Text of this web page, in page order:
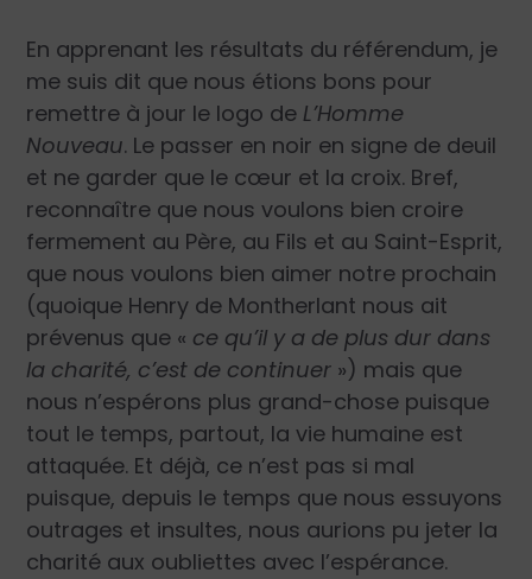
En apprenant les résultats du référendum, je
me suis dit que nous étions bons pour
remettre à jour le logo de L’Homme
Nouveau. Le passer en noir en signe de deuil
et ne garder que le cœur et la croix. Bref,
reconnaître que nous voulons bien croire
fermement au Père, au Fils et au Saint-Esprit,
que nous voulons bien aimer notre prochain
(quoique Henry de Montherlant nous ait
prévenus que « ce qu’il y a de plus dur dans
la charité, c’est de continuer ») mais que
nous n’espérons plus grand-chose puisque
tout le temps, partout, la vie humaine est
attaquée. Et déjà, ce n’est pas si mal
puisque, depuis le temps que nous essuyons
outrages et insultes, nous aurions pu jeter la
charité aux oubliettes avec l’espérance.